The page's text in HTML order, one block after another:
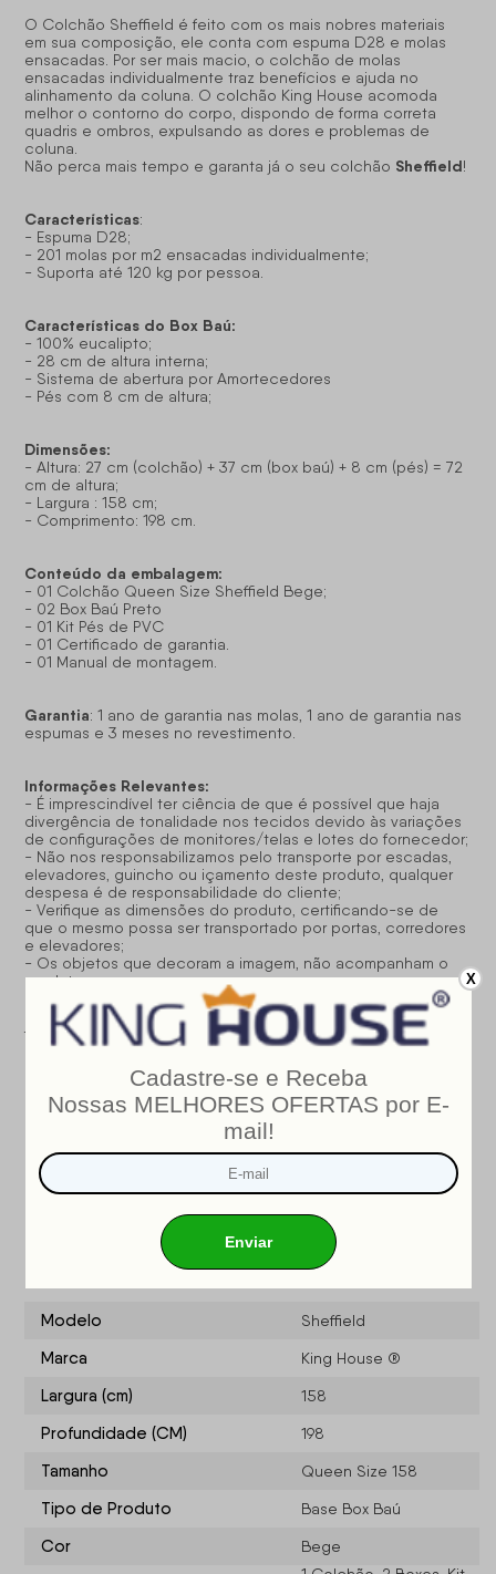
O Colchão Sheffield é feito com os mais nobres materiais
em sua composição, ele conta com espuma D28 e molas
ensacadas. Por ser mais macio, o colchão de molas
ensacadas individualmente traz benefícios e ajuda no
alinhamento da coluna. O colchão King House acomoda
melhor o contorno do corpo, dispondo de forma correta
quadris e ombros, expulsando as dores e problemas de
coluna.
Não perca mais tempo e garanta já o seu colchão Sheffield!
Características:
- Espuma D28;
- 201 molas por m2 ensacadas individualmente;
- Suporta até 120 kg por pessoa.
Características do Box Baú:
- 100% eucalipto;
- 28 cm de altura interna;
- Sistema de abertura por Amortecedores
- Pés com 8 cm de altura;
Dimensões:
- Altura: 27 cm (colchão) + 37 cm (box baú) + 8 cm (pés) = 72
cm de altura;
- Largura : 158 cm;
- Comprimento: 198 cm.
Conteúdo da embalagem:
- 01 Colchão Queen Size Sheffield Bege;
- 02 Box Baú Preto
- 01 Kit Pés de PVC
- 01 Certificado de garantia.
- 01 Manual de montagem.
Garantia: 1 ano de garantia nas molas, 1 ano de garantia nas
espumas e 3 meses no revestimento.
Informações Relevantes:
- É imprescindível ter ciência de que é possível que haja
divergência de tonalidade nos tecidos devido às variações
de configurações de monitores/telas e lotes do fornecedor;
- Não nos responsabilizamos pelo transporte por escadas,
elevadores, guincho ou içamento deste produto, qualquer
despesa é de responsabilidade do cliente;
- Verifique as dimensões do produto, certificando-se de
que o mesmo possa ser transportado por portas, corredores
e elevadores;
- Os objetos que decoram a imagem, não acompanham o
produto;
- Não nos responsabilizamos pela instalação e montagem;
- Prestamos assistência somente por defeitos de
fabricação.
Nosso produto é certificado peloINMETRO!
CERTIFICADO DE CONFORMIDADE NÚMERO: 07424-001-
02/2019
OCP: 003
Especificações do produto
Modelo Sheffield
Marca King House ®
Largura (cm) 158
Profundidade (CM) 198
Tamanho Queen Size 158
Tipo de Produto Base Box Baú
Cor
Bege
X